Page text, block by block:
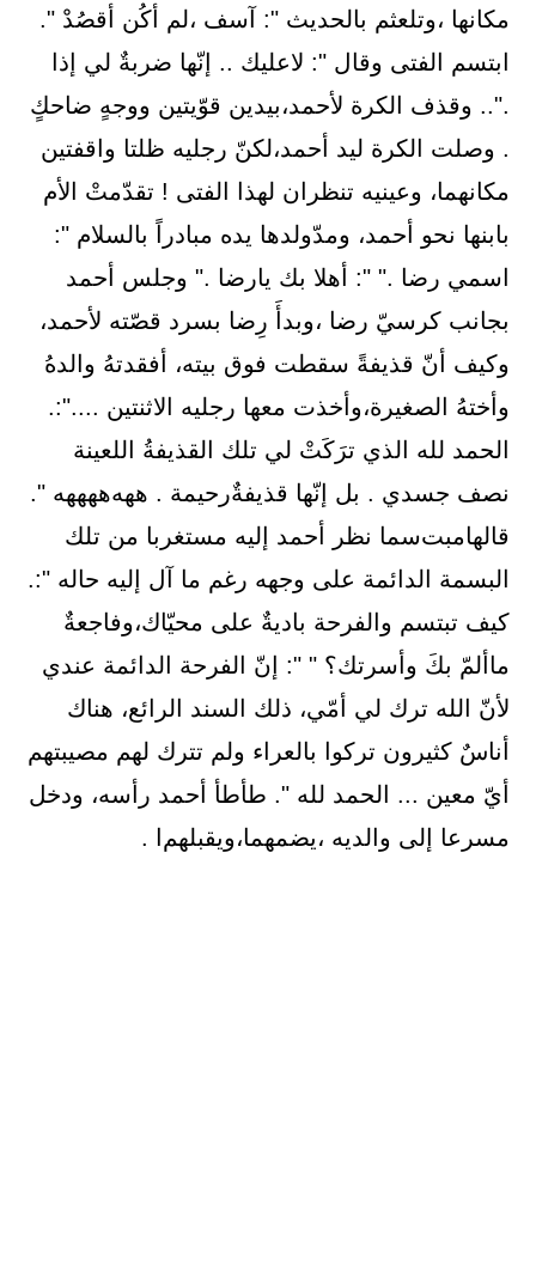
ﻣﻜﺎﻧﻬﺎ ،ﻭﺗﻠﻌﺜﻢ ﺑﺎﻟﺤﺪﻳﺚ ": ﺁﺳﻒ ،ﻟﻢ ﺃﻛُﻦ ﺃﻗﺼُﺪْ ".
ﺍﺑﺘﺴﻢ ﺍﻟﻔﺘﻰ ﻭﻗﺎﻝ ": ﻻﻋﻠﻴﻚ .. ﺇﻧّﻬﺎ ﺿﺮﺑﺔٌ ﻟﻲ ﺇﺫﺍ
.".. ﻭﻗﺬﻑ ﺍﻟﻜﺮﺓ ﻷﺣﻤﺪ،ﺑﻴﺪﻳﻦ ﻗﻮّﻳﺘﻴﻦ ﻭﻭﺟﻪٍ ﺿﺎﺣﻚٍ
. ﻭﺻﻠﺖ ﺍﻟﻜﺮﺓ ﻟﻴﺪ ﺃﺣﻤﺪ،ﻟﻜﻦّ ﺭﺟﻠﻴﻪ ﻇﻠﺘﺎ ﻭﺍﻗﻔﺘﻴﻦ
ﻣﻜﺎﻧﻬﻤﺎ، ﻭﻋﻴﻨﻴﻪ ﺗﻨﻈﺮﺍﻥ ﻟﻬﺬﺍ ﺍﻟﻔﺘﻰ ! ﺗﻘﺪّﻣﺖْ ﺍﻷﻡ
ﺑﺎﺑﻨﻬﺎ ﻧﺤﻮ ﺃﺣﻤﺪ، ﻭﻣﺪّﻭﻟﺪﻫﺎ ﻳﺪﻩ ﻣﺒﺎﺩﺭﺍً ﺑﺎﻟﺴﻼﻡ ":
ﺍﺳﻤﻲ ﺭﺿﺎ ." ": ﺃﻫﻼ ﺑﻚ ﻳﺎﺭﺿﺎ ." ﻭﺟﻠﺲ ﺃﺣﻤﺪ
ﺑﺠﺎﻧﺐ ﻛﺮﺳﻲّ ﺭﺿﺎ ،ﻭﺑﺪﺃَ ﺭِﺿﺎ ﺑﺴﺮﺩ ﻗﺼّﺘﻪ ﻷﺣﻤﺪ،
ﻭﻛﻴﻒ ﺃﻥّ ﻗﺬﻳﻔﺔً ﺳﻘﻄﺖ ﻓﻮﻕ ﺑﻴﺘﻪ، ﺃﻓﻘﺪﺗﻪُ ﻭﺍﻟﺪﻩُ
ﻭﺃﺧﺘﻪُ ﺍﻟﺼﻐﻴﺮﺓ،ﻭﺃﺧﺬﺕ ﻣﻌﻬﺎ ﺭﺟﻠﻴﻪ ﺍﻻﺛﻨﺘﻴﻦ ....":.
ﺍﻟﺤﻤﺪ ﻟﻠﻪ ﺍﻟﺬﻱ ﺗﺮَﻛَﺖْ ﻟﻲ ﺗﻠﻚ ﺍﻟﻘﺬﻳﻔﺔُ ﺍﻟﻠﻌﻴﻨﺔ
ﻧﺼﻒ ﺟﺴﺪﻱ . ﺑﻞ ﺇﻧّﻬﺎ ﻗﺬﻳﻔﺔٌﺭﺣﻴﻤﺔ . ﻫﻬﻪﻫﻬﻬﻬﻪ ".
ﻗﺎﻟﻬﺎﻣﺒﺖﺳﻤﺎ ﻧﻈﺮ ﺃﺣﻤﺪ ﺇﻟﻴﻪ ﻣﺴﺘﻐﺮﺑﺎ ﻣﻦ ﺗﻠﻚ
ﺍﻟﺒﺴﻤﺔ ﺍﻟﺪﺍﺋﻤﺔ ﻋﻠﻰ ﻭﺟﻬﻪ ﺭﻏﻢ ﻣﺎ ﺁﻝ ﺇﻟﻴﻪ ﺣﺎﻟﻪ ":.
ﻛﻴﻒ ﺗﺒﺘﺴﻢ ﻭﺍﻟﻔﺮﺣﺔ ﺑﺎﺩﻳﺔٌ ﻋﻠﻰ ﻣﺤﻴّﺎﻙ،ﻭﻓﺎﺟﻌﺔٌ
ﻣﺎﺃﻟﻢّ ﺑﻚَ ﻭﺃﺳﺮﺗﻚ؟ " ": ﺇﻥّ ﺍﻟﻔﺮﺣﺔ ﺍﻟﺪﺍﺋﻤﺔ ﻋﻨﺪﻱ
ﻷﻥّ ﺍﻟﻠﻪ ﺗﺮﻙ ﻟﻲ ﺃﻣّﻲ، ﺫﻟﻚ ﺍﻟﺴﻨﺪ ﺍﻟﺮﺍﺋﻊ، ﻫﻨﺎﻙ
ﺃﻧﺎﺱٌ ﻛﺜﻴﺮﻭﻥ ﺗﺮﻛﻮﺍ ﺑﺎﻟﻌﺮﺍﺀ ﻭﻟﻢ ﺗﺘﺮﻙ ﻟﻬﻢ ﻣﺼﻴﺒﺘﻬﻢ
ﺃﻱّ ﻣﻌﻴﻦ ... ﺍﻟﺤﻤﺪ ﻟﻠﻪ ". ﻃﺄﻃﺄ ﺃﺣﻤﺪ ﺭﺃﺳﻪ، ﻭﺩﺧﻞ
ﻣﺴﺮﻋﺎ ﺇﻟﻰ ﻭﺍﻟﺪﻳﻪ ،ﻳﻀﻤﻬﻤﺎ،ﻭﻳﻘﺒﻠﻬﻢﺍ .